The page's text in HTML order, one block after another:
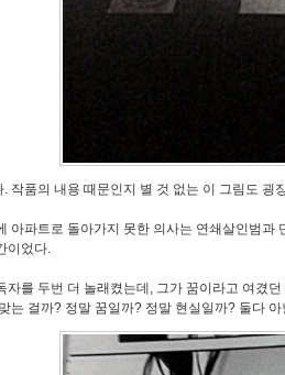
. 작품의 내용 때문인지 별 것 없는 이 그림도 굉
아파트로 돌아가지 못한 의사는 연쇄살인범과
이었다.
자를 두번 더 놀래켰는데, 그가 꿈이라고 여겼
는 걸까? 정말 꿈일까? 정말 현실일까? 둘다